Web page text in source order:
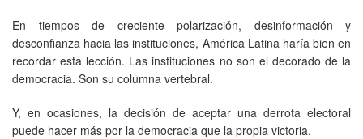
En tiempos de creciente polarización, desinformación y
desconfianza hacia las instituciones, América Latina haría bien en
recordar esta lección. Las instituciones no son el decorado de la
democracia. Son su columna vertebral.
Y, en ocasiones, la decisión de aceptar una derrota electoral
puede hacer más por la democracia que la propia victoria.